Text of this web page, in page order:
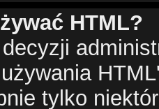
HTML?
tylko